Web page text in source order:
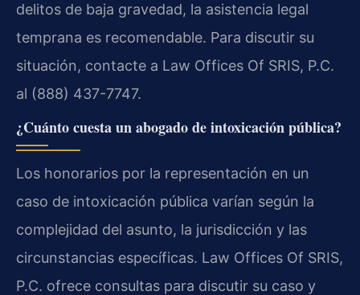
delitos de baja gravedad, la asistencia legal
temprana es recomendable. Para discutir su
situación, contacte a Law Offices Of SRIS, P.C.
al (888) 437-7747.
¿Cuánto cuesta un abogado de intoxicación pública?
Los honorarios por la representación en un
caso de intoxicación pública varían según la
complejidad del asunto, la jurisdicción y las
circunstancias específicas. Law Offices Of SRIS,
P.C. ofrece consultas para discutir su caso y